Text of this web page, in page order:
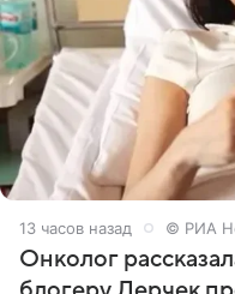
13 часов назад © РИА
Онколог